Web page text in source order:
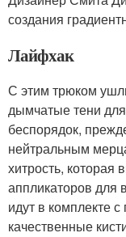
создания
Лайфхак
С этим трюком
дымчатые тени
беспорядок,
нейтральным
хитрость, которая
аппликаторов для
идут в комплекте
качественные